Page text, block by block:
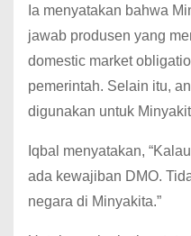
Ia menyatakan bahwa
jawab produsen yang
domestic market
pemerintah. Selain itu,
digunakan untuk
Iqbal menyatakan,
ada kewajiban DMO.
negara di Minyakita.”